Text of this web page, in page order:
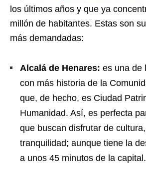
los últimos años y que ya
millón de habitantes. Estas son
más demandadas:
Alcalá de Henares: es una de
con más historia de la
que, de hecho, es Ciudad
Humanidad. Así, es perfecta
que buscan disfrutar de
tranquilidad; aunque tiene la
a unos 45 minutos de la capital.